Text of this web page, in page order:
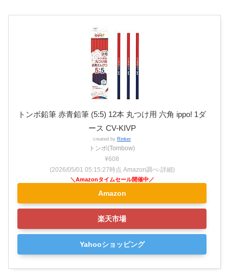
トンボ鉛筆 赤青鉛筆 (5:5) 12本 丸つけ用 六角 ippo! 1ダ
ース CV-KIVP
created by Rinker
トンボ(Tombow)
¥608
(2026/05/01 05:15:27時点 Amazon調べ-詳細)
Amazon
楽天市場
Yahooショッピング